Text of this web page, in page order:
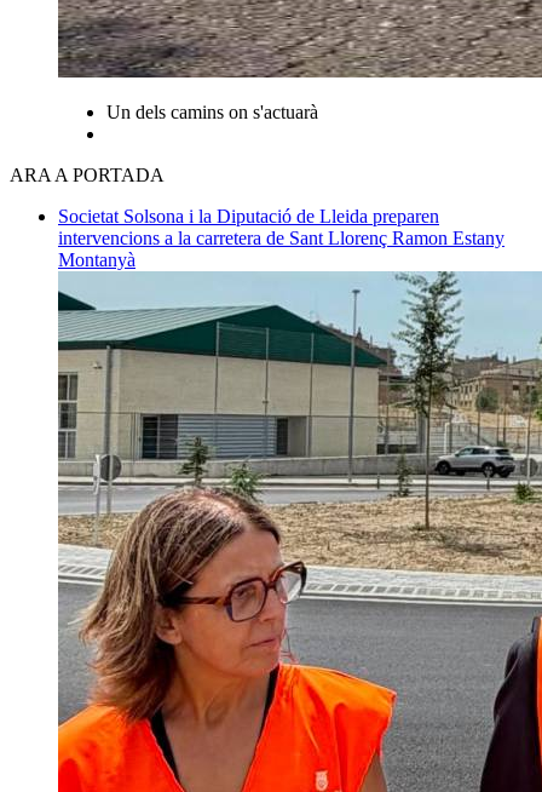
Un dels camins on s'actuarà
ARA A PORTADA
Societat Solsona i la Diputació de Lleida preparen
intervencions a la carretera de Sant Llorenç Ramon Estany
Montanyà